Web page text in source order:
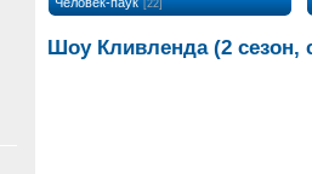
[22]
Шоу Кливленда (2 сезон,